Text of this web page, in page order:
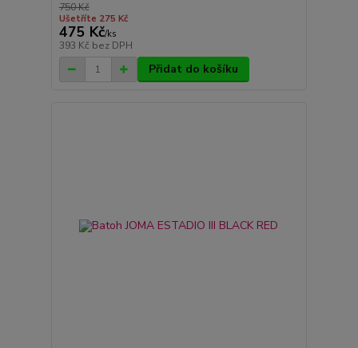
750 Kč
Ušetříte 275 Kč
475 Kč/ks
393 Kč bez DPH
Přidat do košíku